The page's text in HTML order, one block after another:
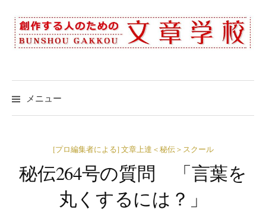
ン
テ
ス
キ
メニュー
[プロ編集者による] 文章上達＜秘伝＞スクール
秘伝264号の質問 「言葉を
丸くするには？」